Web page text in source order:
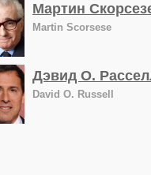
Мартин
Martin Scorsese
Дэвид О.
David O. Russell